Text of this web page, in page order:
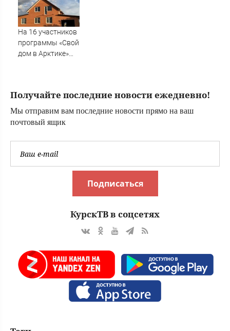
На 16 участников
программы «Свой
дом в Арктике»
Получайте последние новости ежедневно!
Мы отправим вам последние новости прямо на ваш
почтовый ящик
Подписаться
КурскТВ в соцсетях